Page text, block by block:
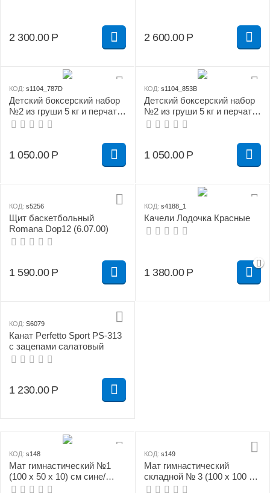
2 300.00 Р 2 600.00 Р
КОД: s1104_787D
Детский боксерский набор
№2 из груши 5 кг и перчаток
зелено/желтый
1 050.00 Р
КОД: s1104_853B
Детский боксерский набор
№2 из груши 5 кг и перчаток
красно/желтый
1 050.00 Р
КОД: s5256
Щит баскетбольный
Romana Dop12 (6.07.00)
1 590.00 Р
КОД: s4188_1
Качели Лодочка Красные
1 380.00 Р
КОД: S6079
Канат Perfetto Sport PS-313
с зацепами салатовый
1 230.00 Р
КОД: s148
Мат гимнастический №1
(100 х 50 х 10) см сине/
жёлтый
КОД: s149
Мат гимнастический
складной № 3 (100 х 100 х
10) см сине/жёлтый